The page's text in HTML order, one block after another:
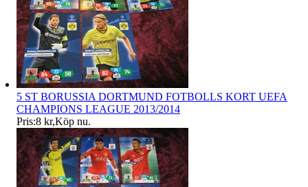
5 ST BORUSSIA DORTMUND FOTBOLLS KORT UEFA
CHAMPIONS LEAGUE 2013/2014
Pris:8 kr,Köp nu.